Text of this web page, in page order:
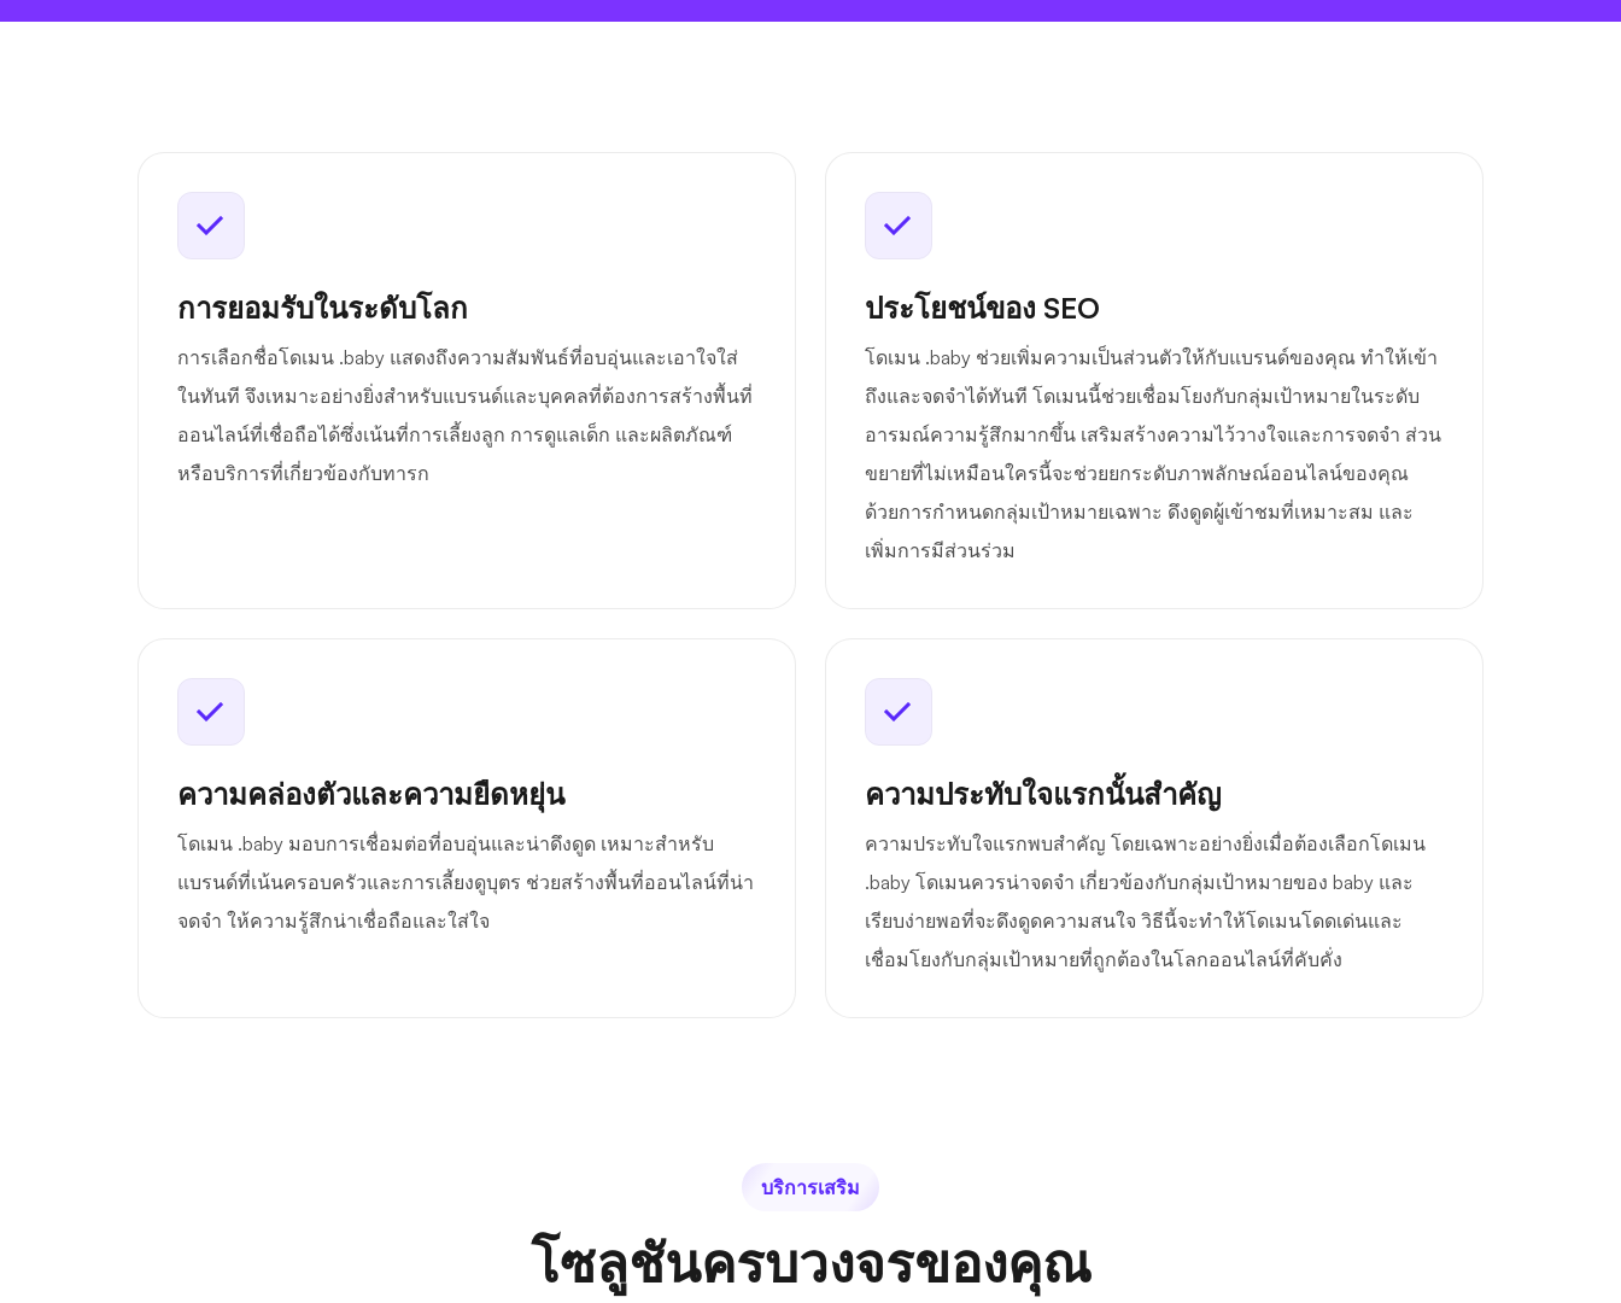
การยอมรับในระดับโลก
การเลือกชื่อโดเมน .baby แสดงถึงความสัมพันธ์ที่อบอุ่นและเอาใจใส่
ในทันที จึงเหมาะอย่างยิ่งสำหรับแบรนด์และบุคคลที่ต้องการสร้างพื้นที่
ออนไลน์ที่เชื่อถือได้ซึ่งเน้นที่การเลี้ยงลูก การดูแลเด็ก และผลิตภัณฑ์
หรือบริการที่เกี่ยวข้องกับทารก
ประโยชน์ของ SEO
โดเมน .baby ช่วยเพิ่มความเป็นส่วนตัวให้กับแบรนด์ของคุณ ทำให้เข้า
ถึงและจดจำได้ทันที โดเมนนี้ช่วยเชื่อมโยงกับกลุ่มเป้าหมายในระดับ
อารมณ์ความรู้สึกมากขึ้น เสริมสร้างความไว้วางใจและการจดจำ ส่วน
ขยายที่ไม่เหมือนใครนี้จะช่วยยกระดับภาพลักษณ์ออนไลน์ของคุณ
ด้วยการกำหนดกลุ่มเป้าหมายเฉพาะ ดึงดูดผู้เข้าชมที่เหมาะสม และ
เพิ่มการมีส่วนร่วม
ความคล่องตัวและความยืดหยุ่น
โดเมน .baby มอบการเชื่อมต่อที่อบอุ่นและน่าดึงดูด เหมาะสำหรับ
แบรนด์ที่เน้นครอบครัวและการเลี้ยงดูบุตร ช่วยสร้างพื้นที่ออนไลน์ที่น่า
จดจำ ให้ความรู้สึกน่าเชื่อถือและใส่ใจ
ความประทับใจแรกนั้นสำคัญ
ความประทับใจแรกพบสำคัญ โดยเฉพาะอย่างยิ่งเมื่อต้องเลือกโดเมน
.baby โดเมนควรน่าจดจำ เกี่ยวข้องกับกลุ่มเป้าหมายของ baby และ
เรียบง่ายพอที่จะดึงดูดความสนใจ วิธีนี้จะทำให้โดเมนโดดเด่นและ
เชื่อมโยงกับกลุ่มเป้าหมายที่ถูกต้องในโลกออนไลน์ที่คับคั่ง
บริการเสริม
โซลูชันครบวงจรของคุณ